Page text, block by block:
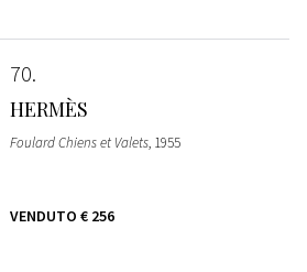
70
HERMÈS
Foulard Chiens et Valets, 1955
VENDUTO € 256